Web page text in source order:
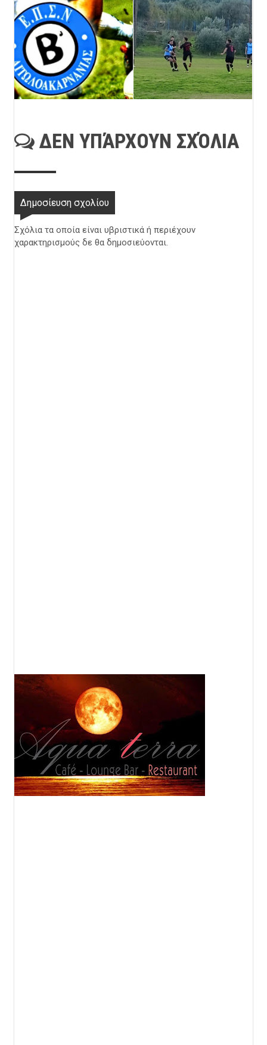
ΔΕΝ ΥΠΆΡΧΟΥΝ ΣΧΌΛΙΑ
Δημοσίευση σχολίου
Σχόλια τα οποία είναι υβριστικά ή περιέχουν
χαρακτηρισμούς δε θα δημοσιεύονται.